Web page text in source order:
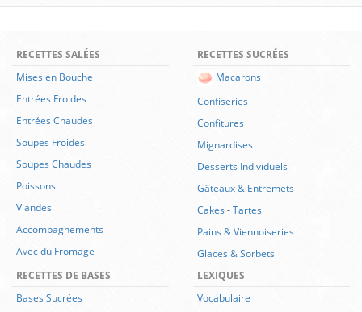
RECETTES SALÉES
Mises en Bouche
Entrées Froides
Entrées Chaudes
Soupes Froides
Soupes Chaudes
Poissons
Viandes
Accompagnements
Avec du Fromage
RECETTES SUCRÉES
Macarons
Confiseries
Confitures
Mignardises
Desserts Individuels
Gâteaux & Entremets
Cakes-Tartes
Pains & Viennoiseries
Glaces & Sorbets
RECETTES DE BASES
Bases Sucrées
LEXIQUES
Vocabulaire